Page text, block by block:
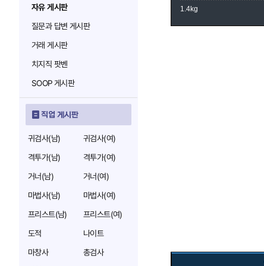
자유 게시판
질문과 답변 게시판
거래 게시판
치지직 팟벤
SOOP 게시판
직업 게시판
귀검사(남)
귀검사(여)
격투가(남)
격투가(여)
거너(남)
거너(여)
마법사(남)
마법사(여)
프리스트(남)
프리스트(여)
도적
나이트
마창사
총검사
1.4kg